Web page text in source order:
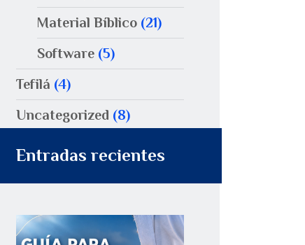
Material Bíblico (21)
Software (5)
Tefilá (4)
Uncategorized (8)
Entradas recientes